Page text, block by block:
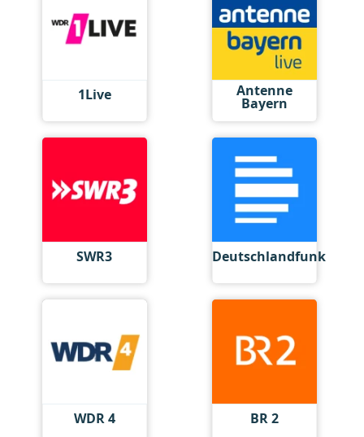
1Live Antenne
Bayern
SWR3 Deutschlandfunk
WDR 4 BR 2